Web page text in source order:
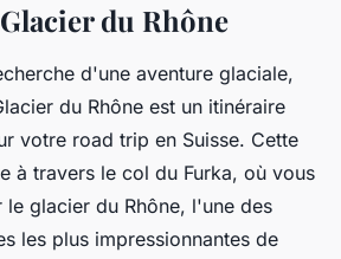
du Rhône
d'une aventure glaciale,
du Rhône est un itinéraire
votre road trip en Suisse. Cette
à travers le col du Furka, où vous
glacier du Rhône, l'une des
les plus impressionnantes de